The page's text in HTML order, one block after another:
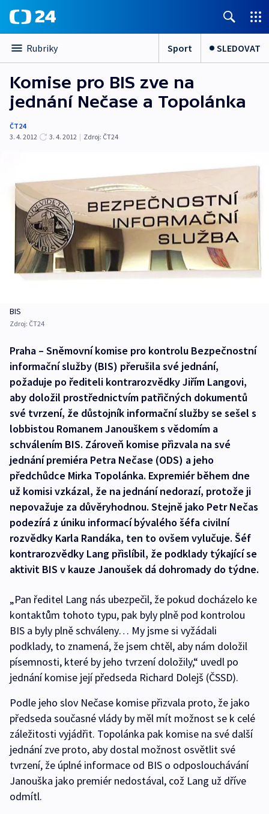
Rubriky Sport SLEDOVAT
Komise pro BIS zve na
jednání Nečase a Topolánka
ČT24
3. 4. 2012
3. 4. 2012 | Zdroj: ČT24
BIS
Zdroj: ČT24
Praha – Sněmovní komise pro kontrolu Bezpečnostní
informační služby (BIS) přerušila své jednání,
požaduje po řediteli kontrarozvědky Jiřím Langovi,
aby doložil prostřednictvím patřičných dokumentů
své tvrzení, že důstojník informační služby se sešel s
lobbistou Romanem Janouškem s vědomím a
schválením BIS. Zároveň komise přizvala na své
jednání premiéra Petra Nečase (ODS) a jeho
předchůdce Mirka Topolánka. Expremiér během dne
už komisi vzkázal, že na jednání nedorazí, protože ji
nepovažuje za důvěryhodnou. Stejně jako Petr Nečas
podezírá z úniku informací bývalého šéfa civilní
rozvědky Karla Randáka, ten to ovšem vylučuje. Šéf
kontrarozvědky Lang přislíbil, že podklady týkající se
aktivit BIS v kauze Janoušek dá dohromady do týdne.
„Pan ředitel Lang nás ubezpečil, že pokud docházelo ke
kontaktům tohoto typu, pak byly plně pod kontrolou
BIS a byly plně schváleny… My jsme si vyžádali
podklady, to znamená, že jsem chtěl, aby nám doložil
písemnosti, které by jeho tvrzení doložily,“ uvedl po
jednání komise její předseda Richard Dolejš (ČSSD).
Podle jeho slov Nečase komise přizvala proto, že jako
předseda současné vlády by měl mít možnost se k celé
záležitosti vyjádřit. Topolánka pak komise na své další
jednání zve proto, aby dostal možnost osvětlit své
tvrzení, že úplné informace od BIS o odposlouchávání
Janouška jako premiér nedostával, což Lang už dříve
odmítl.